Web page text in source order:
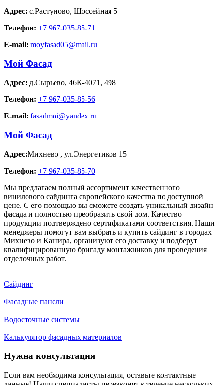
Адрес: с.Растуново, Шоссейная 5
Телефон: +7 967-035-85-71
E-mail: moyfasad05@mail.ru
Мой Фасад
Адрес: д.Сырьево, 46К-4071, 498
Телефон: +7 967-035-85-56
E-mail: fasadmoi@yandex.ru
Мой Фасад
Адрес:Михнево , ул.Энергетиков 15
Телефон: +7 967-035-85-70
Мы предлагаем полный ассортимент качественного
винилового сайдинга европейского качества по доступной
цене. С его помощью вы сможете создать уникальный дизайн
фасада и полностью преобразить свой дом. Качество
продукции подтверждено сертификатами соответствия. Наши
менеджеры помогут вам выбрать и купить сайдинг в городах
Михнево и Кашира, организуют его доставку и подберут
квалифицированную бригаду монтажников для проведения
отделочных работ.
Сайдинг
Фасадные панели
Водосточные системы
Калькулятор фасадных материалов
Нужна консультация
Если вам необходима консультация, оставьте контактные